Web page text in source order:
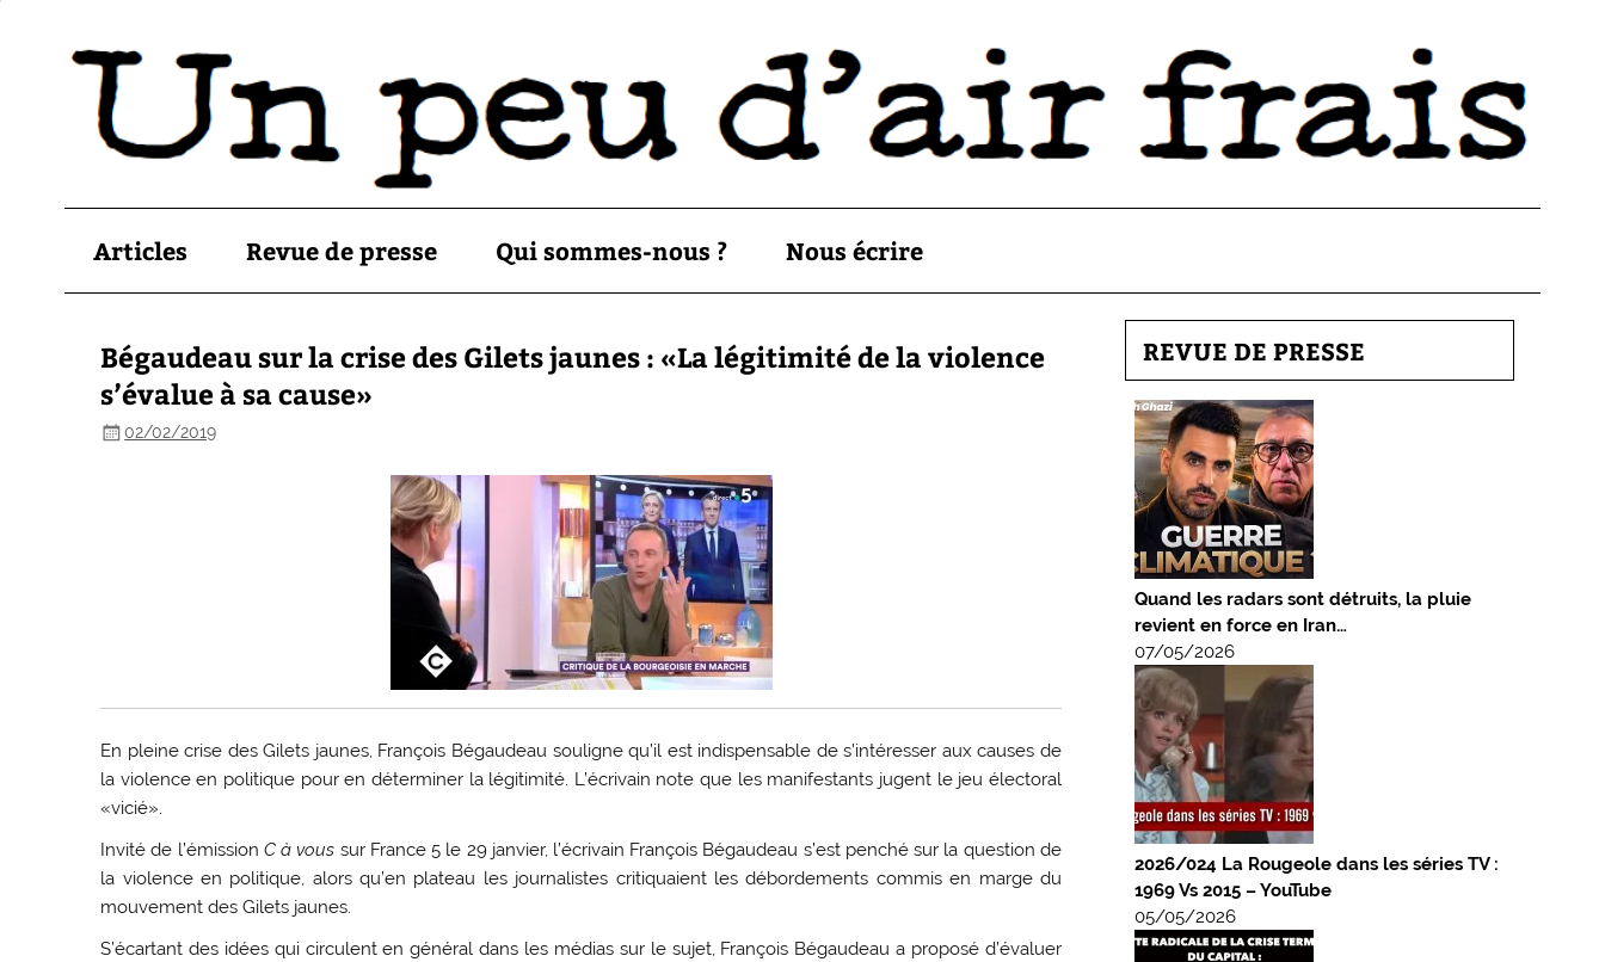
Articles Revue de presse Qui sommes-nous ? Nous écrire
Bégaudeau sur la crise des Gilets jaunes : «La légitimité de la violence
s’évalue à sa cause»
02/02/2019
En pleine crise des Gilets jaunes, François Bégaudeau souligne qu’il est indispensable de s’intéresser aux causes de
la violence en politique pour en déterminer la légitimité. L’écrivain note que les manifestants jugent le jeu électoral
«vicié».
Invité de l’émission C à vous sur France 5 le 29 janvier, l’écrivain François Bégaudeau s’est penché sur la question de
la violence en politique, alors qu’en plateau les journalistes critiquaient les débordements commis en marge du
mouvement des Gilets jaunes.
S’écartant des idées qui circulent en général dans les médias sur le sujet, François Bégaudeau a proposé d’évaluer
REVUE DE PRESSE
Quand les radars sont détruits, la pluie
revient en force en Iran…
07/05/2026
2026/024 La Rougeole dans les séries TV :
1969 Vs 2015 – YouTube
05/05/2026